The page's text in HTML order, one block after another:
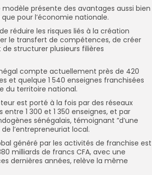
modèle présente des avantages aussi bien
pour l’économie nationale.
réduire les risques liés à la création
le transfert de compétences, de créer
structurer plusieurs filières
compte actuellement près de 420
et quelque 1 540 enseignes franchisées
du territoire national.
est porté à la fois par des réseaux
1 300 et 1 350 enseignes, et par
sénégalais, témoignant ”d’une
l’entrepreneuriat local.
généré par les activités de franchise est
milliards de francs CFA, avec une
dernières années, relève la même